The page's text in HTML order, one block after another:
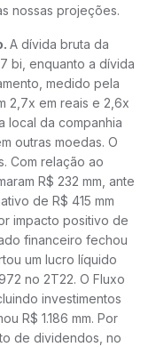
nossas projeções.
A dívida bruta da
bi, enquanto a dívida
medido pela
2,7x em reais e 2,6x
local da companhia
outras moedas. O
Com relação ao
R$ 232 mm, ante
de R$ 415 mm
impacto positivo de
financeiro fechou
um lucro líquido
no 2T22. O Fluxo
investimentos
R$ 1.186 mm. Por
de dividendos, no